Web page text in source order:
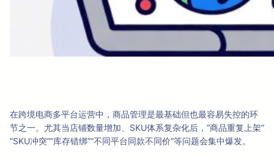
在跨境电商多平台运营中，商品管理是最基础但也最容易失控的环
节之一。尤其当店铺数量增加、SKU体系复杂化后，“商品重复上架”
“SKU冲突”“库存错绑”“不同平台同款不同价”等问题会集中爆发。